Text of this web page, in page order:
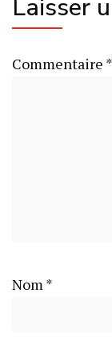
Laisser
Commentaire *
Nom *